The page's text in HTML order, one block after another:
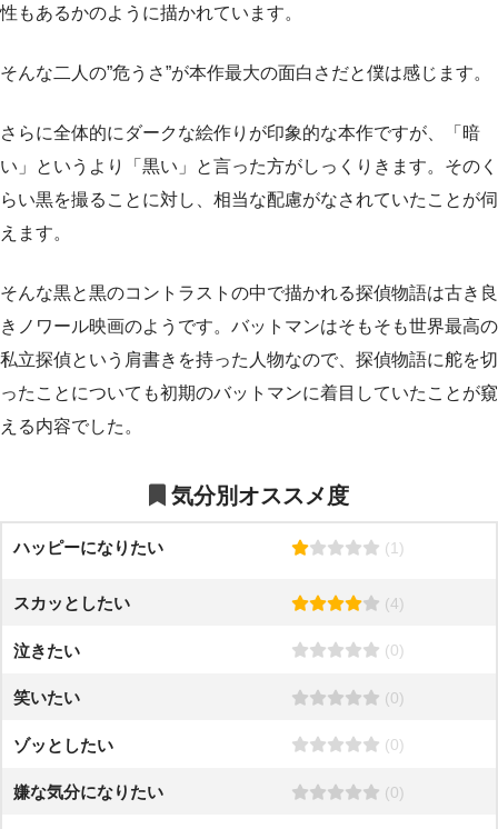
性もあるかのように描かれています。
そんな二人の”危うさ”が本作最大の面白さだと僕は感じます。
さらに全体的にダークな絵作りが印象的な本作ですが、「暗
い」というより「黒い」と言った方がしっくりきます。そのく
らい黒を撮ることに対し、相当な配慮がなされていたことが伺
えます。
そんな黒と黒のコントラストの中で描かれる探偵物語は古き良
きノワール映画のようです。バットマンはそもそも世界最高の
私立探偵という肩書きを持った人物なので、探偵物語に舵を切
ったことについても初期のバットマンに着目していたことが窺
える内容でした。
気分別オススメ度
ハッピーになりたい (1)
スカッとしたい (4)
泣きたい (0)
笑いたい (0)
ゾッとしたい (0)
嫌な気分になりたい (0)